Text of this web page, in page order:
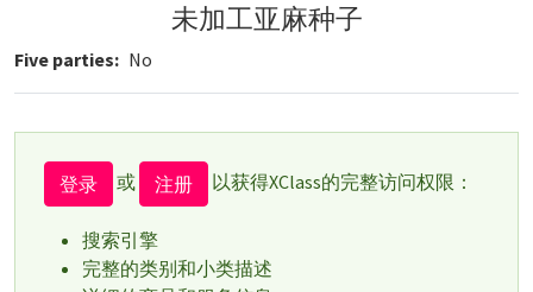
未加工亚麻种子
Five parties No
登录 或 注册 以获得XClass的完整访问权限：
搜索引擎
完整的类别和小类描述